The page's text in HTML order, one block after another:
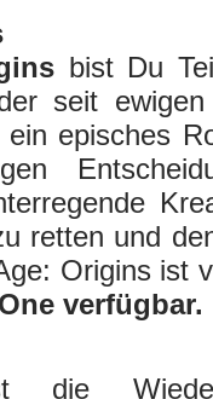
bist Du
seit
episches
retten und
Origins ist
verfügbar.